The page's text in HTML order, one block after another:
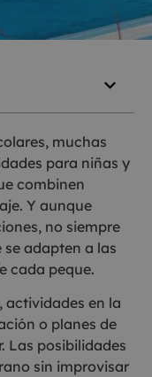
muchas
para niñas y
combinen
Y aunque
no siempre
adapten a las
cada peque.
actividades en la
o planes de
Las posibilidades
sin improvisar